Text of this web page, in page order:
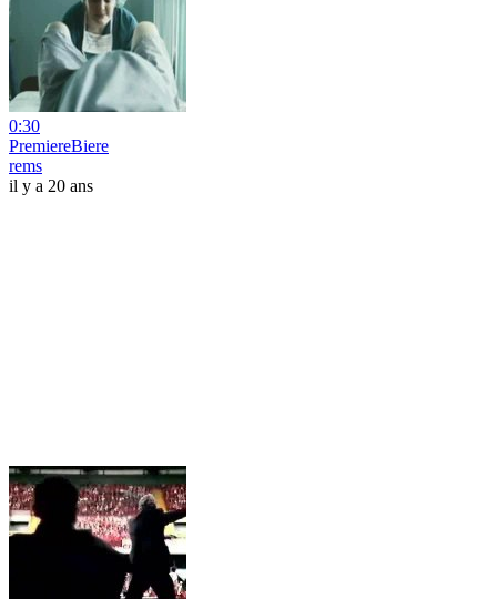
0:30
PremiereBiere
rems
il y a 20 ans